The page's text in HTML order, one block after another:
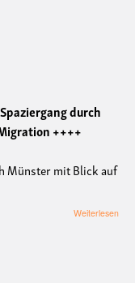
durch
++++
Münster mit Blick auf
Weiterlesen